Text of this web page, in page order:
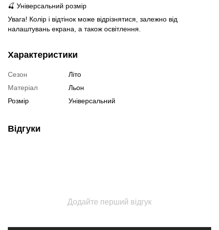
🍒 Універсальний розмір
Увага! Колір і відтінок може відрізнятися, залежно від
налаштувань екрана, а також освітлення.
Характеристики
Сезон
Літо
Матеріал
Льон
Розмір
Універсальний
Відгуки
Додайте перший відгук